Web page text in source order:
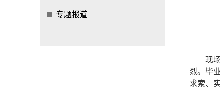
专题报道
现
烈。毕
求索、